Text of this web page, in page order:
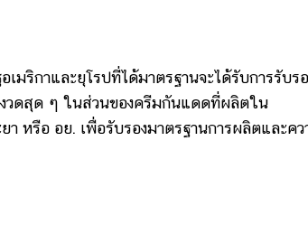
กาและยุโรปที่ได้มาตรฐานจะได้รับการรับร
งวดสุด ๆ ในส่วนของครีมกันแดดที่ผลิตใน
า หรือ อย. เพื่อรับรองมาตรฐานการผลิตและคว